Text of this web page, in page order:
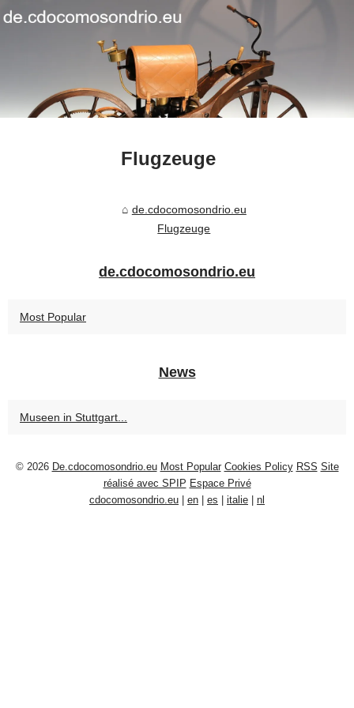
Flugzeuge
de.cdocomosondrio.eu
Flugzeuge
de.cdocomosondrio.eu
Most Popular
News
Museen in Stuttgart...
© 2026 De.cdocomosondrio.eu Most Popular Cookies Policy RSS Site
réalisé avec SPIP Espace Privé
cdocomosondrio.eu | en | es | italie | nl